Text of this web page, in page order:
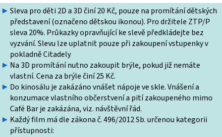
Sleva pro děti 2D a 3D činí 20 Kč, pouze na promítání dětských
představení (označeno dětskou ikonou). Pro držitele ZTP/P
sleva 20%. Průkazky opravňující ke slevě předkládejte bez
vyzvání. Slevu lze uplatnit pouze při zakoupení vstupenky v
pokladně Citadely
Na 3D promítání nutno zakoupit brýle, pokud již nemáte
vlastní. Cena za brýle činí 25 Kč.
Do kinosálu je zakázáno vnášet nápoje ve skle. Vnášení a
konzumace vlastního občerstvení a pití zakoupeného mimo
Café Bar je zakázána, viz. návštěvní řád.
Každý film má dle zákona č. 496/2012 Sb. určenou kategorii
přístupnosti: